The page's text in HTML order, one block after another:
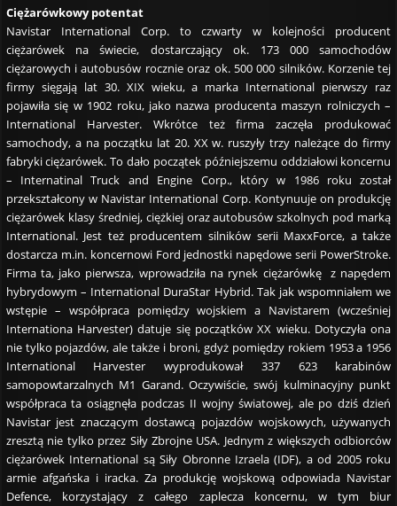
Ciężarówkowy potentat
Navistar International Corp. to czwarty w kolejności producent
ciężarówek na świecie, dostarczający ok. 173 000 samochodów
ciężarowych i autobusów rocznie oraz ok. 500 000 silników. Korzenie tej
firmy sięgają lat 30. XIX wieku, a marka International pierwszy raz
pojawiła się w 1902 roku, jako nazwa producenta maszyn rolniczych –
International Harvester. Wkrótce też firma zaczęła produkować
samochody, a na początku lat 20. XX w. ruszyły trzy należące do firmy
fabryki ciężarówek. To dało początek późniejszemu oddziałowi koncernu
– Internatinal Truck and Engine Corp., który w 1986 roku został
przekształcony w Navistar International Corp. Kontynuuje on produkcję
ciężarówek klasy średniej, ciężkiej oraz autobusów szkolnych pod marką
International. Jest też producentem silników serii MaxxForce, a także
dostarcza m.in. koncernowi Ford jednostki napędowe serii PowerStroke.
Firma ta, jako pierwsza, wprowadziła na rynek ciężarówkę z napędem
hybrydowym – International DuraStar Hybrid. Tak jak wspomniałem we
wstępie – współpraca pomiędzy wojskiem a Navistarem (wcześniej
Internationa Harvester) datuje się początków XX wieku. Dotyczyła ona
nie tylko pojazdów, ale także i broni, gdyż pomiędzy rokiem 1953 a 1956
International Harvester wyprodukował 337 623 karabinów
samopowtarzalnych M1 Garand. Oczywiście, swój kulminacyjny punkt
współpraca ta osiągnęła podczas II wojny światowej, ale po dziś dzień
Navistar jest znaczącym dostawcą pojazdów wojskowych, używanych
zresztą nie tylko przez Siły Zbrojne USA. Jednym z większych odbiorców
ciężarówek International są Siły Obronne Izraela (IDF), a od 2005 roku
armie afgańska i iracka. Za produkcję wojskową odpowiada Navistar
Defence, korzystający z całego zaplecza koncernu, w tym biur